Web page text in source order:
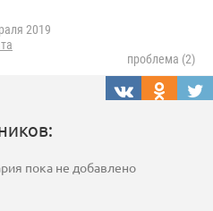
2019
проблема (2)
пока не добавлено